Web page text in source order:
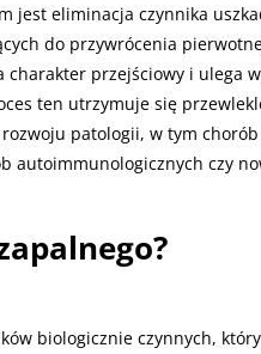
jest eliminacja czynnika
do przywrócenia
przejściowy i ulega
ten utrzymuje się
patologii, w tym chorób
autoimmunologicznych czy
biologicznie czynnych,